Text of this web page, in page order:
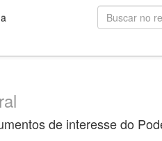
de interesse do